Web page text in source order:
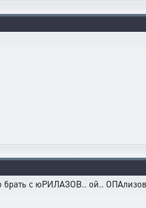
с юРИЛАЗОВ.. ой..